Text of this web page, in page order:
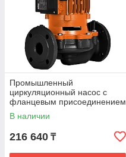
Промышленный
циркуляционный насос с
фланцевым присоединением
ALTECO PH 50/2200 F
В наличии
216 640 ₸